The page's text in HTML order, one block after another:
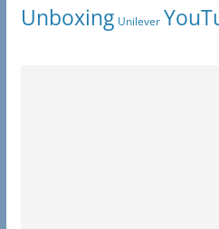
Unboxing Unilever